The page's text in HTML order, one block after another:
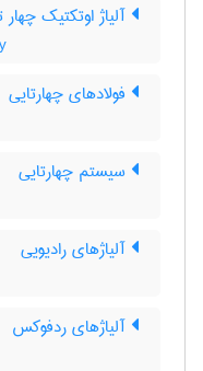
آلیاژ اوتکتیک چهار
فولادهای چهارتایی
سیستم چهارتایی
آلیاژهای رادیویی
آلیاژهای ردفوکس